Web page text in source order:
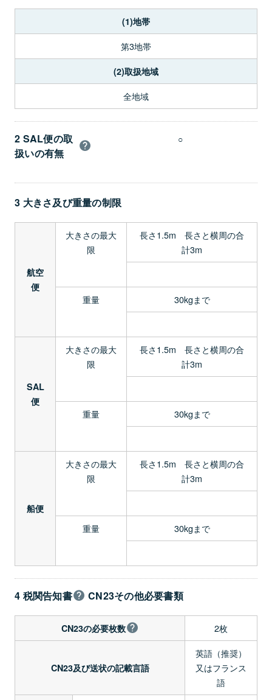
(1)地帯
第3地帯
(2)取扱地域
全地域
2 SAL便の取
扱いの有無
○
3 大きさ及び重量の制限
航空
便
大きさの最大
限
長さ1.5m 長さと横周の合
計3m
重量 30kgまで
SAL
便
大きさの最大
限
長さ1.5m 長さと横周の合
計3m
重量 30kgまで
船便
大きさの最大
限
長さ1.5m 長さと横周の合
計3m
重量 30kgまで
4 税関告知書 CN23その他必要書類
CN23の必要枚数 2枚
CN23及び送状の記載言語
英語（推奨）
又はフランス
語